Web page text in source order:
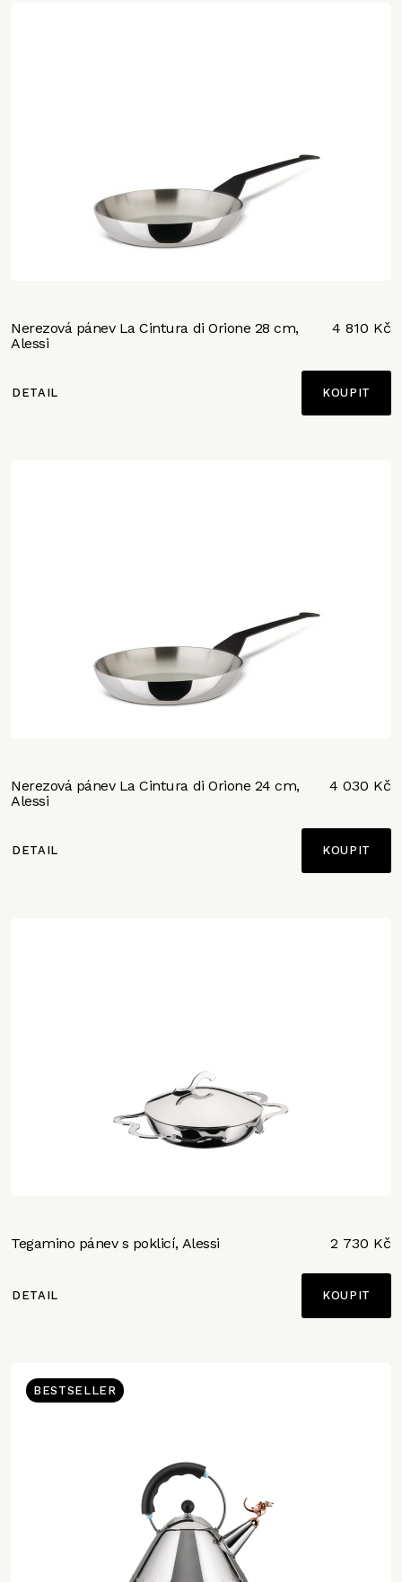
Nerezová pánev La Cintura di Orione 28 cm,
Alessi
4 810 Kč
DETAIL
Nerezová pánev La Cintura di Orione 24 cm,
Alessi
4 030 Kč
DETAIL
Tegamino pánev s poklicí, Alessi 2 730 Kč
DETAIL
BESTSELLER